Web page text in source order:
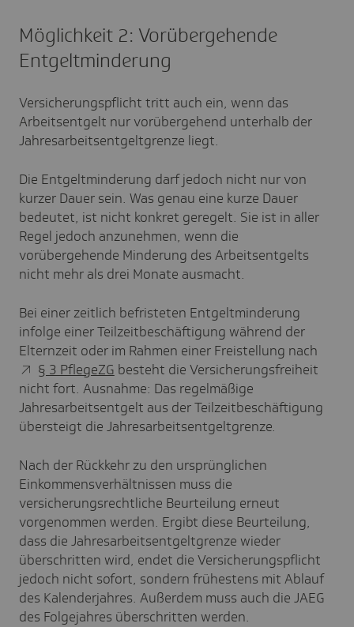
Möglichkeit 2: Vorübergehende
Entgeltminderung
Versicherungspflicht tritt auch ein, wenn das
Arbeitsentgelt nur vorübergehend unterhalb der
Jahresarbeitsentgeltgrenze liegt.
Die Entgeltminderung darf jedoch nicht nur von
kurzer Dauer sein. Was genau eine kurze Dauer
bedeutet, ist nicht konkret geregelt. Sie ist in aller
Regel jedoch anzunehmen, wenn die
vorübergehende Minderung des Arbeitsentgelts
nicht mehr als drei Monate ausmacht.
Bei einer zeitlich befristeten Entgeltminderung
infolge einer Teilzeitbeschäftigung während der
Elternzeit oder im Rahmen einer Freistellung nach
§ 3 PflegeZG besteht die Versicherungsfreiheit
nicht fort. Ausnahme: Das regelmäßige
Jahresarbeitsentgelt aus der Teilzeitbeschäftigung
übersteigt die Jahresarbeitsentgeltgrenze.
Nach der Rückkehr zu den ursprünglichen
Einkommensverhältnissen muss die
versicherungsrechtliche Beurteilung erneut
vorgenommen werden. Ergibt diese Beurteilung,
dass die Jahresarbeitsentgeltgrenze wieder
überschritten wird, endet die Versicherungspflicht
jedoch nicht sofort, sondern frühestens mit Ablauf
des Kalenderjahres. Außerdem muss auch die JAEG
des Folgejahres überschritten werden.